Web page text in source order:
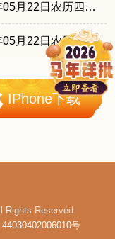
2014年05月22日农历四月廿四
2012年05月22日农历闰四月初二
IPhone下载
Rights Reserved
号